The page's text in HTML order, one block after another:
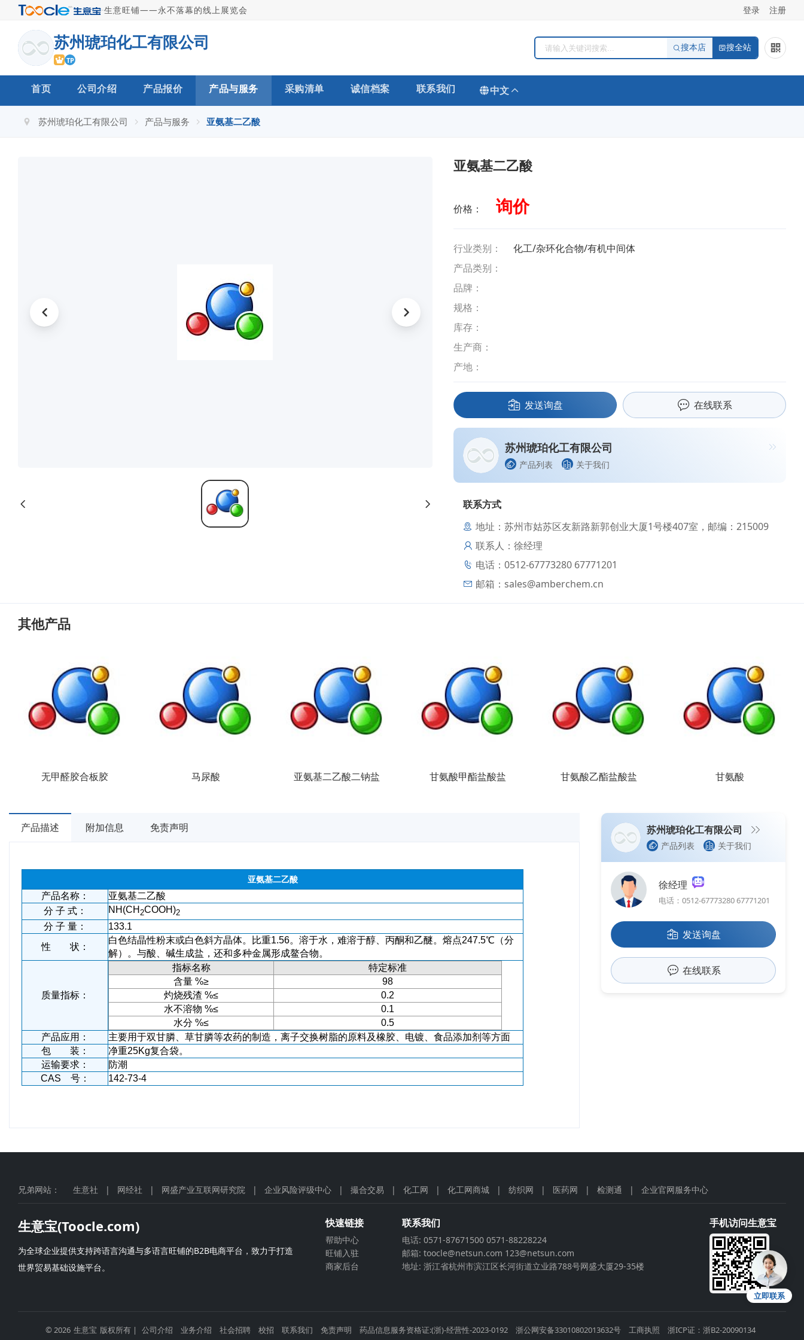
·生意旺铺——永不落幕的线上展览会 登录 注册
苏州琥珀化工有限公司
TP
搜本店 搜全站
首页 公司介绍 产品报价 产品与服务 采购清单 诚信档案 联系我们 中文
苏州琥珀化工有限公司 产品与服务 亚氨基二乙酸
亚氨基二乙酸
价格： 询价
行业类别：
化工/杂环化合物/有机中间体
产品类别：
品牌：
规格：
库存：
生产商：
产地：
发送询盘 在线联系
苏州琥珀化工有限公司
产品列表 关于我们
联系方式
地址：苏州市姑苏区友新路新郭创业大厦1号楼407室，邮编：215009
联系人：徐经理
电话：0512-67773280 67771201
邮箱： sales@amberchem.cn
其他产品
无甲醛胶合板胶 马尿酸 亚氨基二乙酸二钠盐 甘氨酸甲酯盐酸盐 甘氨酸乙酯盐酸盐 甘氨酸
产品描述 附加信息 免责声明
亚氨基二乙酸
产品名称：
亚氨基二乙酸
分 子 式：
NH(CH 2COOH)2
分 子 量：
133.1
性 状：
白色结晶性粉末或白色斜方晶体。比重1.56。溶于水，难溶于醇、丙酮和乙醚。熔点247.5℃（分
解）。与酸、碱生成盐，还和多种金属形成鳌合物。
质量指标：
指标名称
特定标准
含量 %≥
98
灼烧残渣 %≤
0.2
水不溶物 %≤
0.1
水分 %≤
0.5
产品应用：
主要用于双甘膦、草甘膦等农药的制造，离子交换树脂的原料及橡胶、电镀、食品添加剂等方面
包 装：
净重25Kg复合袋。
运输要求：
防潮
CAS 号：
142-73-4
苏州琥珀化工有限公司
产品列表 关于我们
徐经理
电话：0512-67773280 67771201
发送询盘
在线联系
立即联系
兄弟网站： 生意社 | 网经社 | 网盛产业互联网研究院 | 企业风险评级中心 | 撮合交易 | 化工网 | 化工网商城 | 纺织网 | 医药网 | 检测通 | 企业官网服务中心
生意宝(Toocle.com)
为全球企业提供支持跨语言沟通与多语言旺铺的B2B电商平台，致力于打造
世界贸易基础设施平台。
快速链接
帮助中心
旺铺入驻
商家后台
联系我们
电话: 0571-87671500 0571-88228224
邮箱: toocle@netsun.com 123@netsun.com
地址: 浙江省杭州市滨江区长河街道立业路788号网盛大厦29-35楼
手机访问生意宝
© 2026 生意宝 版权所有 | 公司介绍 业务介绍 社会招聘 校招 联系我们 免责声明 药品信息服务资格证:(浙)-经营性-2023-0192 浙公网安备33010802013632号 工商执照 浙ICP证：浙B2-20090134